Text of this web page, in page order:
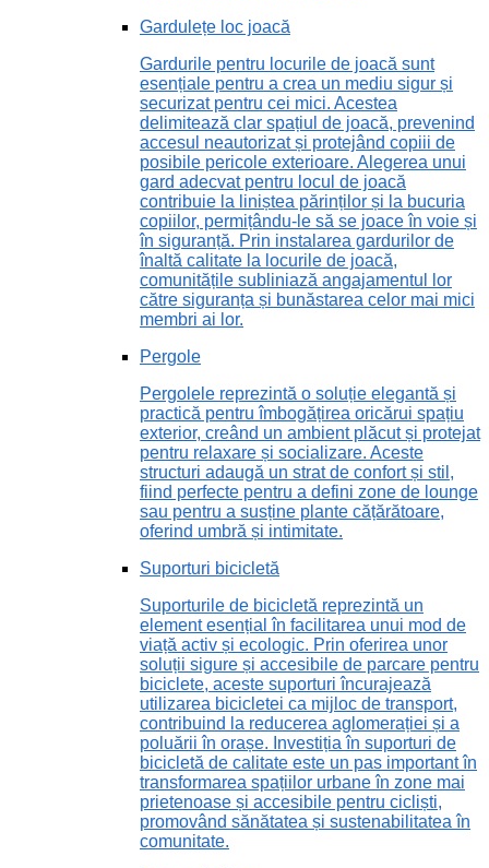
Gardulețe loc joacă
Gardurile pentru locurile de joacă sunt
esențiale pentru a crea un mediu sigur și
securizat pentru cei mici. Acestea
delimitează clar spațiul de joacă, prevenind
accesul neautorizat și protejând copiii de
posibile pericole exterioare. Alegerea unui
gard adecvat pentru locul de joacă
contribuie la liniștea părinților și la bucuria
copiilor, permițându-le să se joace în voie și
în siguranță. Prin instalarea gardurilor de
înaltă calitate la locurile de joacă,
comunitățile subliniază angajamentul lor
către siguranța și bunăstarea celor mai mici
membri ai lor.
Pergole
Pergolele reprezintă o soluție elegantă și
practică pentru îmbogățirea oricărui spațiu
exterior, creând un ambient plăcut și protejat
pentru relaxare și socializare. Aceste
structuri adaugă un strat de confort și stil,
fiind perfecte pentru a defini zone de lounge
sau pentru a susține plante cățărătoare,
oferind umbră și intimitate.
Suporturi bicicletă
Suporturile de bicicletă reprezintă un
element esențial în facilitarea unui mod de
viață activ și ecologic. Prin oferirea unor
soluții sigure și accesibile de parcare pentru
biciclete, aceste suporturi încurajează
utilizarea bicicletei ca mijloc de transport,
contribuind la reducerea aglomerației și a
poluării în orașe. Investiția în suporturi de
bicicletă de calitate este un pas important în
transformarea spațiilor urbane în zone mai
prietenoase și accesibile pentru cicliști,
promovând sănătatea și sustenabilitatea în
comunitate.